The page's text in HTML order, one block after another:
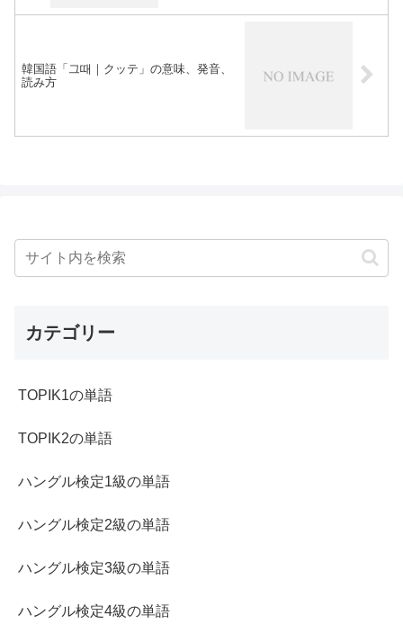
韓国語「그때｜クッテ」の意味、発音、
読み方
カテゴリー
TOPIK1の単語
TOPIK2の単語
ハングル検定1級の単語
ハングル検定2級の単語
ハングル検定3級の単語
ハングル検定4級の単語